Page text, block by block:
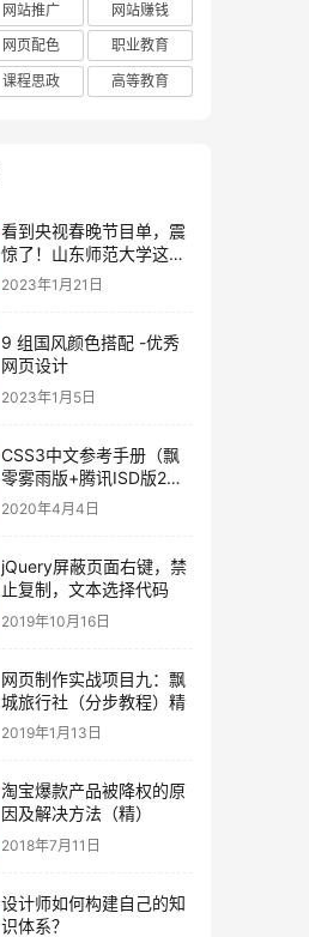
网站推广
网站赚钱
网页配色
职业教育
课程思政 高等教育
看到央视春晚节目单，震
惊了！山东师范大学这么
牛
2023年1月21日
9 组国风颜色搭配 -优秀
网页设计
2023年1月5日
CSS3中文参考手册（飘
零雾雨版+腾讯ISD版2合
1）
2020年4月4日
jQuery屏蔽页面右键，禁
止复制，文本选择代码
2019年10月16日
网页制作实战项目九：飘
城旅行社（分步教程）精
2019年1月13日
淘宝爆款产品被降权的原
因及解决方法（精）
2018年7月11日
设计师如何构建自己的知
识体系？